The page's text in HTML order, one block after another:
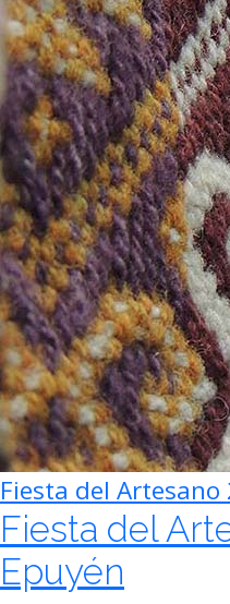
Fiesta del Artesano
Fiesta del
Epuyén